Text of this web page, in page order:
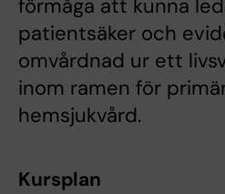
förmåga att kunna
patientsäker och
omvårdnad ur ett
inom ramen för
hemsjukvård.
Kursplan